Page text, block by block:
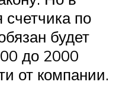
по
будет
до 2000
от компании.